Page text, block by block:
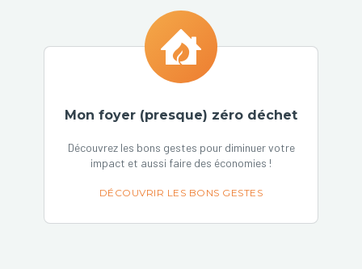
Mon foyer (presque) zéro déchet
Découvrez les bons gestes pour diminuer votre
impact et aussi faire des économies !
DÉCOUVRIR LES BONS GESTES